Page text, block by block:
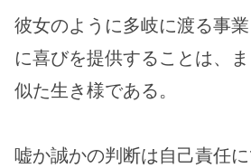
彼女のように多岐に渡る事
に喜びを提供することは、
似た生き様である。
嘘か誠かの判断は自己責任